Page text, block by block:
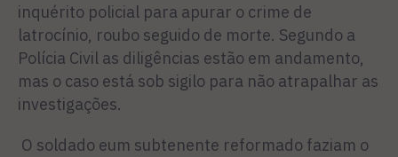
inquérito policial para apurar o crime de
latrocínio, roubo seguido de morte. Segundo a
Polícia Civil as diligências estão em andamento,
mas o caso está sob sigilo para não atrapalhar as
investigações.
O soldado eum subtenente reformado faziam o